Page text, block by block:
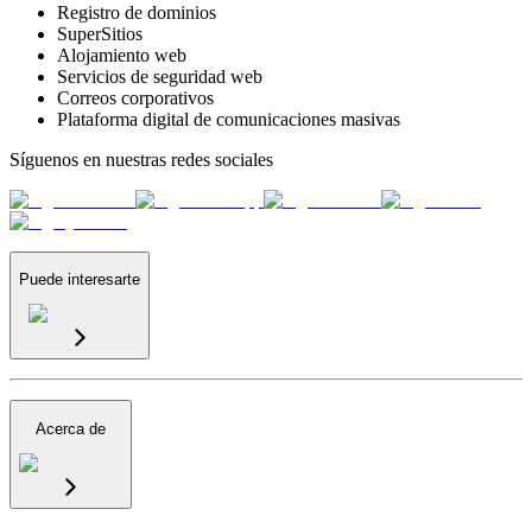
Registro de dominios
SuperSitios
Alojamiento web
Servicios de seguridad web
Correos corporativos
Plataforma digital de comunicaciones masivas
Síguenos en nuestras redes sociales
Puede interesarte
Acerca de